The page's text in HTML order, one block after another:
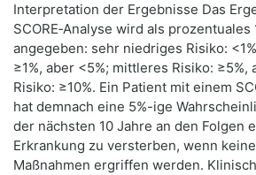
Interpretation der Ergebnisse Das
SCORE‑Analyse wird als prozentuales
angegeben: sehr niedriges Risiko:
≥1%, aber <5%; mittleres Risiko: ≥5%,
Risiko: ≥10%. Ein Patient mit einem
hat demnach eine 5%-ige
der nächsten 10 Jahre an den Folgen
Erkrankung zu versterben, wenn
Maßnahmen ergriffen werden.